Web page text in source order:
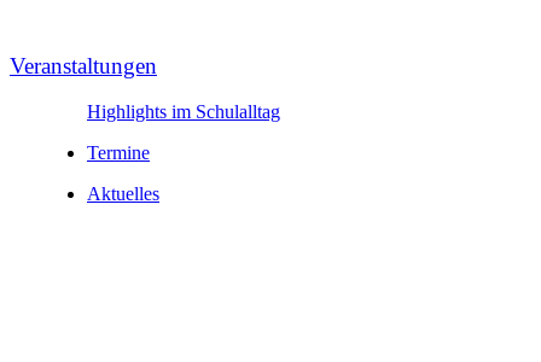
Veranstal­tungen
Highlights im Schulalltag
Termine
Aktuelles